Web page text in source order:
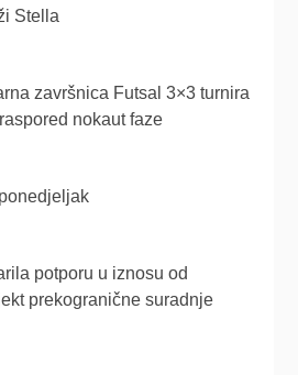
Stella
završnica Futsal 3×3 turnira
nokaut faze
potporu u iznosu od
prekogranične suradnje